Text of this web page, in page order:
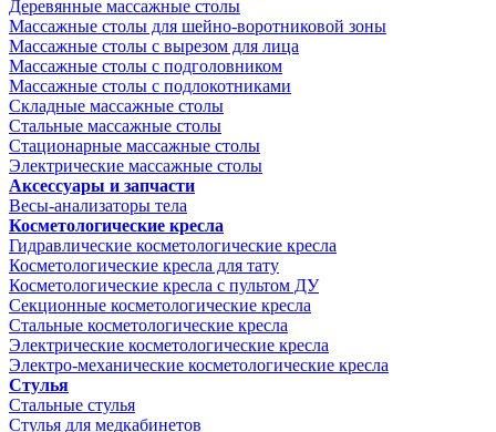
Деревянные массажные столы
Массажные столы для шейно-воротниковой зоны
Массажные столы с вырезом для лица
Массажные столы с подголовником
Массажные столы с подлокотниками
Складные массажные столы
Стальные массажные столы
Стационарные массажные столы
Электрические массажные столы
Аксессуары и запчасти
Весы-анализаторы тела
Косметологические кресла
Гидравлические косметологические кресла
Косметологические кресла для тату
Косметологические кресла с пультом ДУ
Секционные косметологические кресла
Стальные косметологические кресла
Электрические косметологические кресла
Электро-механические косметологические кресла
Стулья
Стальные стулья
Стулья для медкабинетов